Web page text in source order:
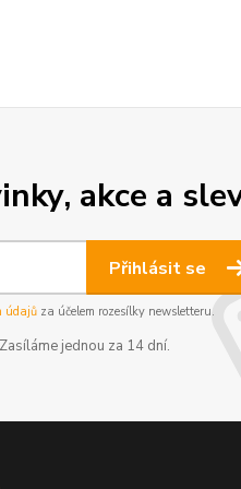
akce a
Přihlásit se
údajůza účelem rozesílky newsletteru.
jednou za 14 dní.